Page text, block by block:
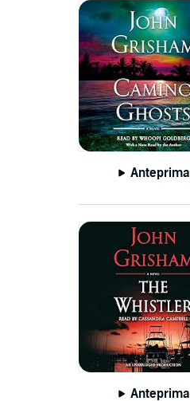
Anteprima
Anteprima